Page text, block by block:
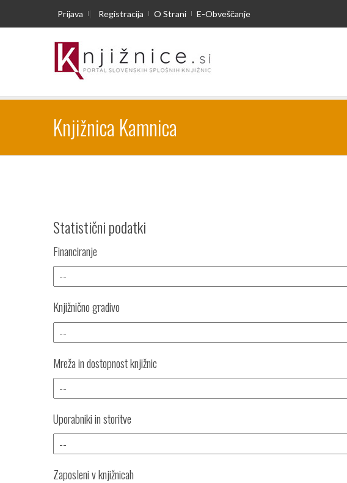
Prijava | Registracija O Strani E-Obveščanje
Knjižnica Kamnica
Statistični podatki
Financiranje
Knjižnično gradivo
Mreža in dostopnost knjižnic
Uporabniki in storitve
Zaposleni v knjižnicah